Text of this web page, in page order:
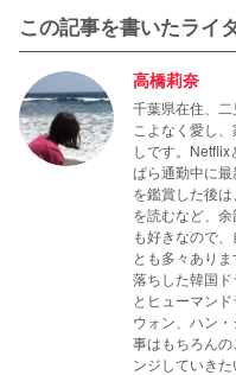
この記事を書いたライ
高橋莉奈
千葉県在住、
こよなく愛し
しです。
ぱら通勤中に
を鑑賞した後
を読むなど、
も好きなので
とも多々あり
落ちした韓国
とヒューマン
ウォン、ハン
事はもちろん
ンジしていきた